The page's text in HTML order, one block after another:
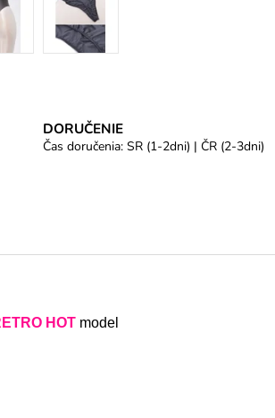
DORUČENIE
Čas doručenia: SR (1-2dni) | ČR (2-3dni)
HOT model